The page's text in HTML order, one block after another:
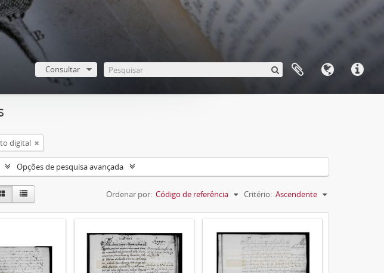
Consultar
digital
Opções de pesquisa avançada
Ordenar por: Código de referência Critério: Ascendente